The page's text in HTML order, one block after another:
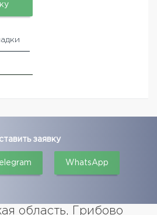
заявку
WhatsApp
область, Грибово